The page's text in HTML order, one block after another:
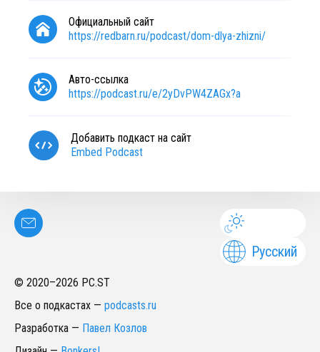
Официальный сайт
https://redbarn.ru/podcast/dom-dlya-zhizni/
Авто-ссылка
https://podcast.ru/e/2yDvPW4ZAGx?a
Добавить подкаст на сайт
Embed Podcast
Русский
© 2020–2026 PC.ST
Все о подкастах — podcasts.ru
Разработка — Павел Козлов